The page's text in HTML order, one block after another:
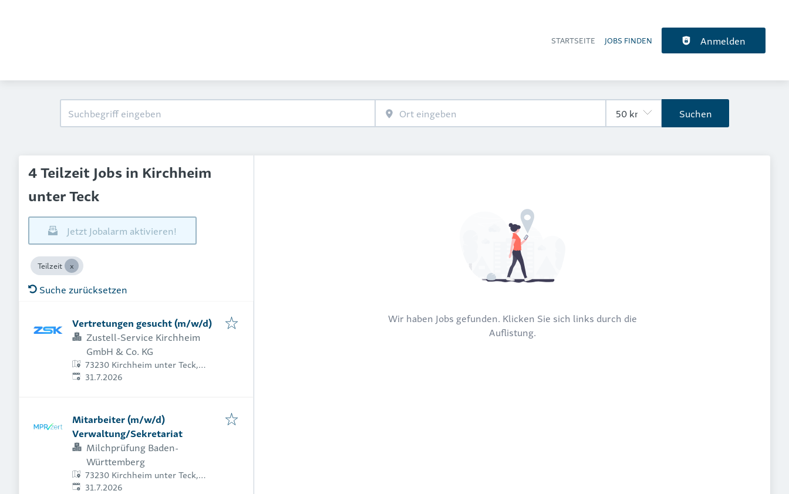
Haupt-Navigation
STARTSEITE JOBS FINDEN Anmelden
Suchen
4 Teilzeit Jobs in Kirchheim
unter Teck
Jetzt Jobalarm aktivieren!
Teilzeit
Suche zurücksetzen
Vertretungen gesucht (m/w/d)
Zustell-Service Kirchheim
GmbH & Co. KG
73230 Kirchheim unter Teck,
Deutschland
Veröffentlicht
31.7.2026
Mitarbeiter (m/w/d)
Verwaltung/Sekretariat
Milchprüfung Baden-
Württemberg
73230 Kirchheim unter Teck,
Deutschland
Veröffentlicht
31.7.2026
Wir haben Jobs gefunden. Klicken Sie sich links durch die
Auflistung.